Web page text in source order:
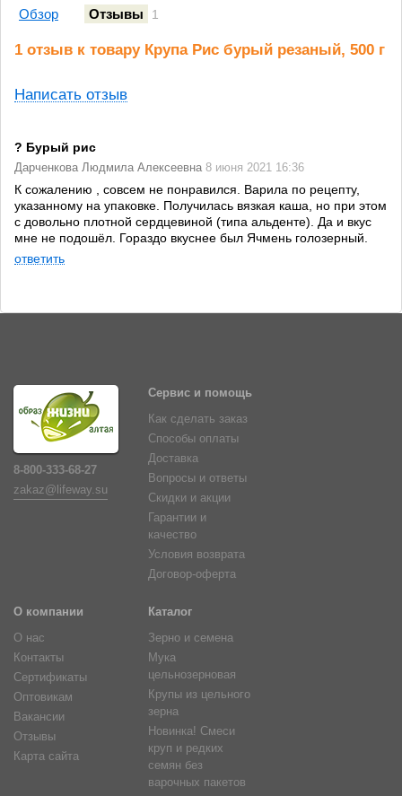
Обзор Отзывы 1
1 отзыв к товару Крупа Рис бурый резаный, 500 г
Написать отзыв
? Бурый рис
Дарченкова Людмила Алексеевна 8 июня 2021 16:36
К сожалению , совсем не понравился. Варила по рецепту,
указанному на упаковке. Получилась вязкая каша, но при этом
с довольно плотной сердцевиной (типа альденте). Да и вкус
мне не подошёл. Гораздо вкуснее был Ячмень голозерный.
ответить
8-800-333-68-27
zakaz@lifeway.su
Сервис и помощь
Как сделать заказ
Способы оплаты
Доставка
Вопросы и ответы
Скидки и акции
Гарантии и
качество
Условия возврата
Договор-оферта
О компании
О нас
Контакты
Сертификаты
Оптовикам
Вакансии
Отзывы
Карта сайта
Каталог
Зерно и семена
Мука
цельнозерновая
Крупы из цельного
зерна
Новинка! Смеси
круп и редких
семян без
варочных пакетов